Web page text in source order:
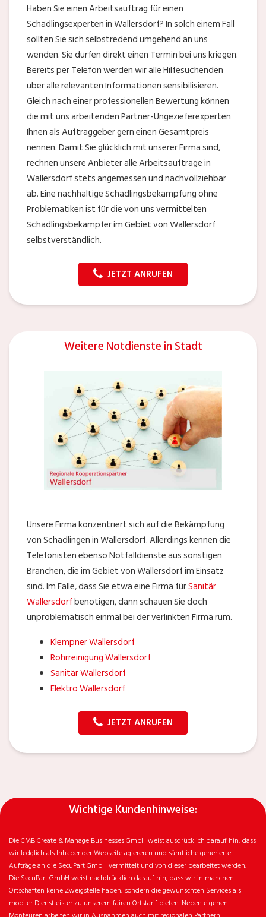
Haben Sie einen Arbeitsauftrag für einen
Schädlingsexperten in Wallersdorf? In solch einem Fall
sollten Sie sich selbstredend umgehend an uns
wenden. Sie dürfen direkt einen Termin bei uns kriegen.
Bereits per Telefon werden wir alle Hilfesuchenden
über alle relevanten Informationen sensibilisieren.
Gleich nach einer professionellen Bewertung können
die mit uns arbeitenden Partner-Ungezieferexperten
Ihnen als Auftraggeber gern einen Gesamtpreis
nennen. Damit Sie glücklich mit unserer Firma sind,
rechnen unsere Anbieter alle Arbeitsaufträge in
Wallersdorf stets angemessen und nachvollziehbar
ab. Eine nachhaltige Schädlingsbekämpfung ohne
Problematiken ist für die von uns vermittelten
Schädlingsbekämpfer im Gebiet von Wallersdorf
selbstverständlich.
JETZT ANRUFEN
Weitere Notdienste in Stadt
Unsere Firma konzentriert sich auf die Bekämpfung
von Schädlingen in Wallersdorf. Allerdings kennen die
Telefonisten ebenso Notfalldienste aus sonstigen
Branchen, die im Gebiet von Wallersdorf im Einsatz
sind. Im Falle, dass Sie etwa eine Firma fürSanitär
Wallersdorfbenötigen, dann schauen Sie doch
unproblematisch einmal bei der verlinkten Firma rum.
Klempner Wallersdorf
Rohrreinigung Wallersdorf
Sanitär Wallersdorf
Elektro Wallersdorf
JETZT ANRUFEN
Wichtige Kundenhinweise:
Die CMB Create & Manage Businesses GmbH weist ausdrücklich darauf hin, dass
wir ledglich als Inhaber der Webseite agiereren und sämtliche generierte
Aufträge an die SecuPart GmbH vermittelt und von dieser bearbeitet werden.
Die SecuPart GmbH weist nachdrücklich darauf hin, dass wir in manchen
Ortschaften keine Zweigstelle haben, sondern die gewünschten Services als
mobiler Dienstleister zu unserem fairen Ortstarif bieten. Neben eigenen